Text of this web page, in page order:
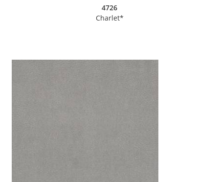
4726
Charlet*